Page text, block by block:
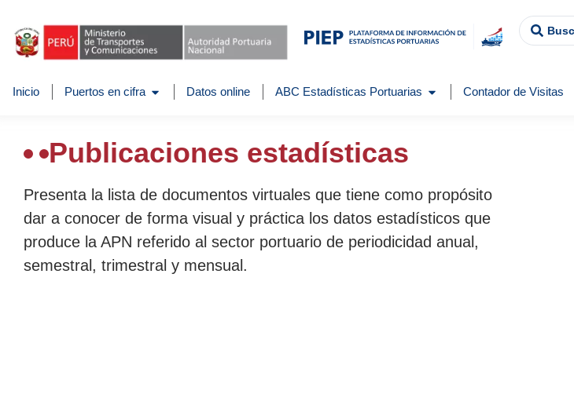
Inicio Puertos en cifra Datos online ABC Estadísticas Portuarias Contador de Visitas
Publicaciones estadísticas
Presenta la lista de documentos virtuales que tiene como propósito
dar a conocer de forma visual y práctica los datos estadísticos que
produce la APN referido al sector portuario de periodicidad anual,
semestral, trimestral y mensual.